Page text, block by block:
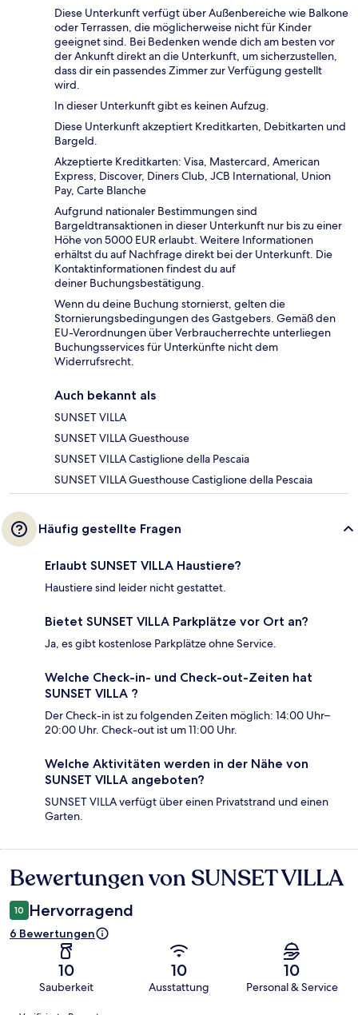
Diese Unterkunft verfügt über Außenbereiche wie Balkone
oder Terrassen, die möglicherweise nicht für Kinder
geeignet sind. Bei Bedenken wende dich am besten vor
der Ankunft direkt an die Unterkunft, um sicherzustellen,
dass dir ein passendes Zimmer zur Verfügung gestellt
wird.
In dieser Unterkunft gibt es keinen Aufzug.
Diese Unterkunft akzeptiert Kreditkarten, Debitkarten und
Bargeld.
Akzeptierte Kreditkarten: Visa, Mastercard, American
Express, Discover, Diners Club, JCB International, Union
Pay, Carte Blanche
Aufgrund nationaler Bestimmungen sind
Bargeldtransaktionen in dieser Unterkunft nur bis zu einer
Höhe von 5000 EUR erlaubt. Weitere Informationen
erhältst du auf Nachfrage direkt bei der Unterkunft. Die
Kontaktinformationen findest du auf
deiner Buchungsbestätigung.
Wenn du deine Buchung stornierst, gelten die
Stornierungsbedingungen des Gastgebers. Gemäß den
EU-Verordnungen über Verbraucherrechte unterliegen
Buchungsservices für Unterkünfte nicht dem
Widerrufsrecht.
Auch bekannt als
SUNSET VILLA
SUNSET VILLA Guesthouse
SUNSET VILLA Castiglione della Pescaia
SUNSET VILLA Guesthouse Castiglione della Pescaia
Häufig gestellte Fragen
Erlaubt SUNSET VILLA Haustiere?
Haustiere sind leider nicht gestattet.
Bietet SUNSET VILLA Parkplätze vor Ort an?
Ja, es gibt kostenlose Parkplätze ohne Service.
Welche Check-in- und Check-out-Zeiten hat
SUNSET VILLA ?
Der Check-in ist zu folgenden Zeiten möglich: 14:00 Uhr–
20:00 Uhr. Check-out ist um 11:00 Uhr.
Welche Aktivitäten werden in der Nähe von
SUNSET VILLA angeboten?
SUNSET VILLA verfügt über einen Privatstrand und einen
Garten.
Bewertungen
Bewertungen von SUNSET VILLA
10 Hervorragend
6 Bewertungen
10
Sauberkeit
10
Ausstattung
10
Personal & Service